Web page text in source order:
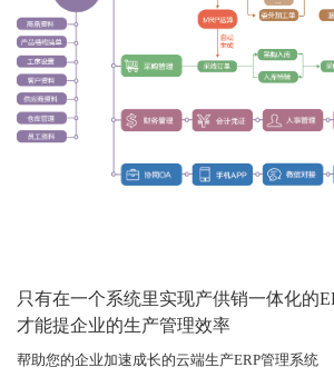
只有在一个系统里实现产供销一体化的
才能提企业的生产管理效率
帮助您的企业加速成长的云端生产ERP管理系统